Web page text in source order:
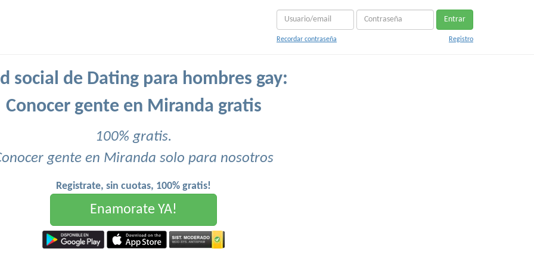
Entrar
Recordar contraseña Registro
social de Dating para hombres gay:
Conocer gente en Miranda gratis
100% gratis.
gente en Miranda solo para nosotros
Registrate, sin cuotas, 100% gratis!
Enamorate YA!